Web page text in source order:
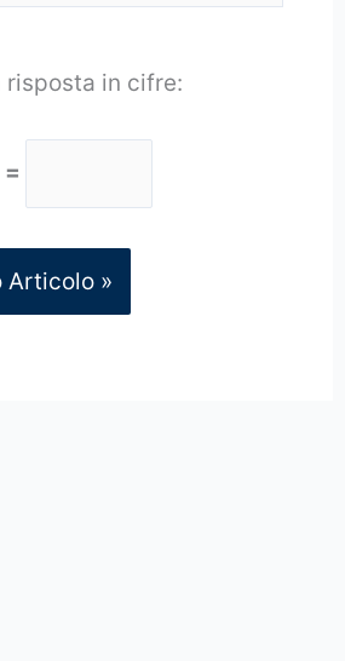
risposta in cifre: